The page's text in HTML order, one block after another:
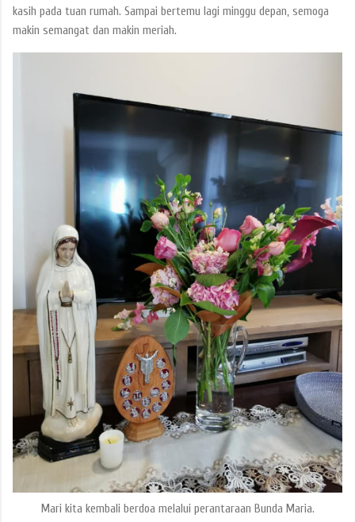
kasih pada tuan rumah. Sampai bertemu lagi minggu depan, semoga
makin semangat dan makin meriah.
Mari kita kembali berdoa melalui perantaraan Bunda Maria.